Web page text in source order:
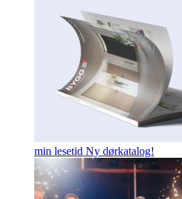
min lesetid Ny dørkatalog!